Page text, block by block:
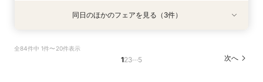
衣装試着 特典あり
教えます♪
特典あり
×絶品3万試食
学★来館特典付き
同日のほかのフェアを見る（3件）
全84件中 1件〜20件表示
123…5 次へ